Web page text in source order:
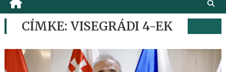
CÍMKE: VISEGRÁDI 4-EK